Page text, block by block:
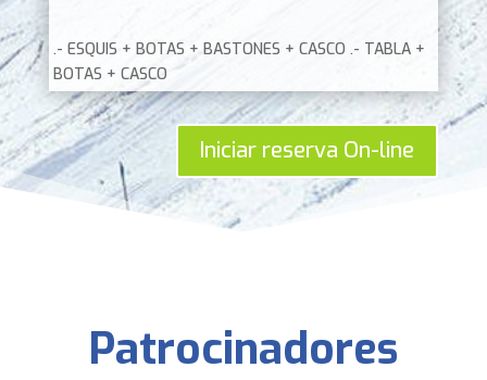
.- ESQUIS + BOTAS + BASTONES + CASCO .- TABLA +
BOTAS + CASCO
Iniciar reserva On-line
Patrocinadores